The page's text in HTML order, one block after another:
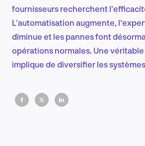
EN
FR
fournisseurs recherchent
L'automatisation augmente,
diminue et les pannes font
opérations normales. Une
implique de diversifier les
comme une pratique standard.